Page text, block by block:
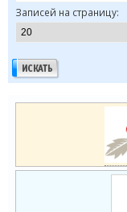
Записей на страницу: